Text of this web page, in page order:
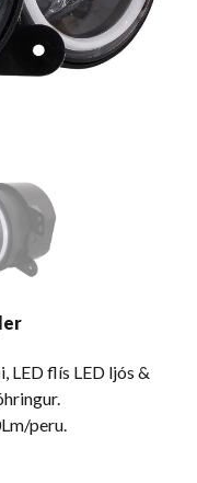
flís LED ljós &
peru.